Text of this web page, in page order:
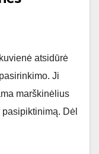
atsidūrė
Ji
marškinėlius
Dėl